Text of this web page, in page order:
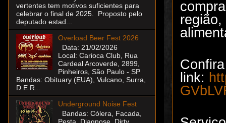
link:
vertentes tem motivos suficientes para
celebrar o final de 2025. Proposto pelo
deputado estad...
Overload Beer Fest 2026
Data: 21/02/2026
Local: Carioca Club, Rua
Cardeal Arcoverde, 2899,
Pinheiros, São Paulo - SP
Bandas: Obituary (EUA), Vulcano, Surra,
D.E.R...
Underground Noise Fest
Bandas: Cólera, Facada,
Pesta, Diagnose, Dirty